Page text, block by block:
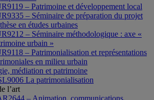
– Patrimoine et développement local
– Séminaire de préparation du projet
en études urbaines
– Séminaire méthodologique : axe «
urbain »
– Patrimonialisation et représentations
en milieu urbain
médiation et patrimoine
La patrimonialisation
l’art
– Animation, communications,